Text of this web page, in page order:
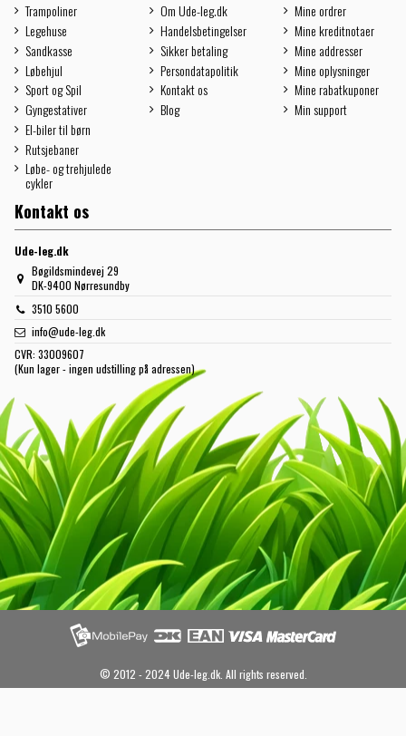
Trampoliner
Legehuse
Sandkasse
Løbehjul
Sport og Spil
Gyngestativer
El-biler til børn
Rutsjebaner
Løbe- og trehjulede
cykler
Om Ude-leg.dk
Handelsbetingelser
Sikker betaling
Persondatapolitik
Kontakt os
Blog
Mine ordrer
Mine kreditnotaer
Mine addresser
Mine oplysninger
Mine rabatkuponer
Min support
Kontakt os
Ude-leg.dk
Bøgildsmindevej 29
DK-9400 Nørresundby
3510 5600
info@ude-leg.dk
CVR: 33009607
(Kun lager - ingen udstilling på adressen)
© 2012 - 2024 Ude-leg.dk. All rights reserved.